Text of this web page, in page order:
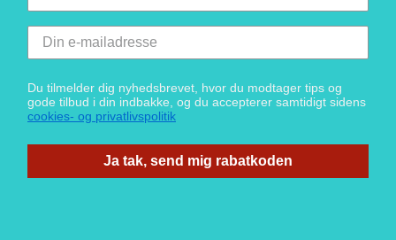
Du tilmelder dig nyhedsbrevet, hvor du modtager tips og
gode tilbud i din indbakke, og du accepterer samtidigt sidens
cookies- og privatlivspolitik
Ja tak, send mig rabatkoden